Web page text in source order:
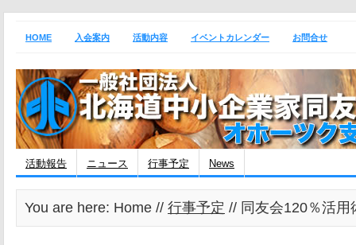
HOME 入会案内 活動内容 イベントカレンダー お問合せ
活動報告 ニュース 行事予定 News
You are here: Home // 行事予定 // 同友会120％活用